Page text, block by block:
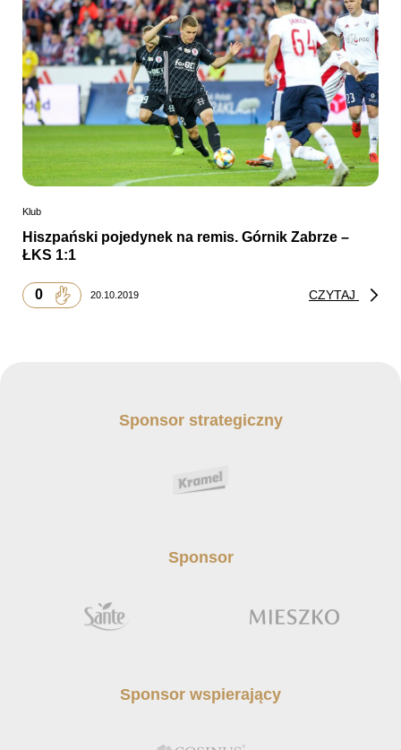
Klub
Hiszpański pojedynek na remis. Górnik Zabrze –
ŁKS 1:1
0 20.10.2019 CZYTAJ
Sponsor strategiczny
Sponsor
Sponsor wspierający